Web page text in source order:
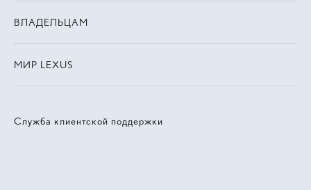
Служба клиентской поддержки
ВЛАДЕЛЬЦАМ
МИР LEXUS